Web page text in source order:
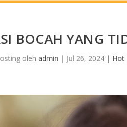
BOCAH YANG
olehadmin | Jul 26, 2024 | Hot